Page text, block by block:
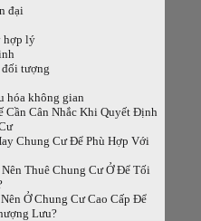
đại
hợp lý
tượng
hóa không gian
Cần Cân Nhắc Khi Quyết Định
Chung Cư Để Phù Hợp Với
Thuê Chung Cư Ở Để Tối
Ở Chung Cư Cao Cấp Để
Lưu?